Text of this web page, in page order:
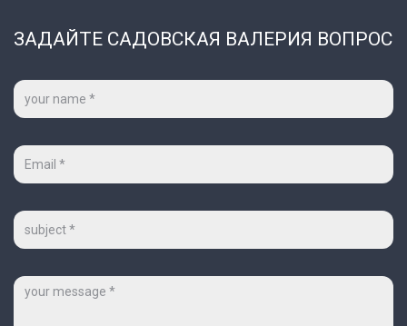
ЗАДАЙТЕ САДОВСКАЯ ВАЛЕРИЯ ВОПРОС
Ваше
имя
Ваш
mail
Тема
Сообщение